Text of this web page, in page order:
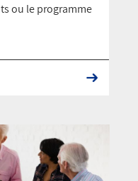
ou le programme